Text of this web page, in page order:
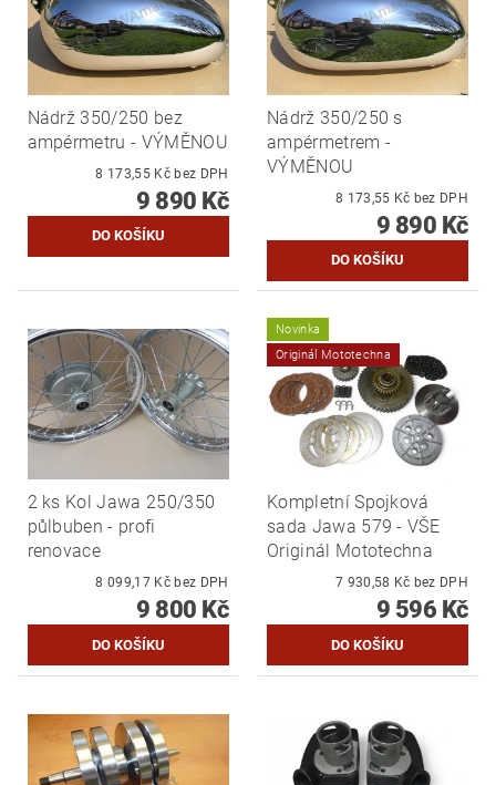
Nádrž 350/250 bez
ampérmetru - VÝMĚNOU
8 173,55 Kč bez DPH
9 890 Kč
Nádrž 350/250 s
ampérmetrem -
VÝMĚNOU
8 173,55 Kč bez DPH
9 890 Kč
2 ks Kol Jawa 250/350
půlbuben - profi
renovace
8 099,17 Kč bez DPH
9 800 Kč
Novinka
Originál Mototechna
Kompletní Spojková
sada Jawa 579 - VŠE
Originál Mototechna
7 930,58 Kč bez DPH
9 596 Kč